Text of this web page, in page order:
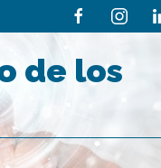
de los